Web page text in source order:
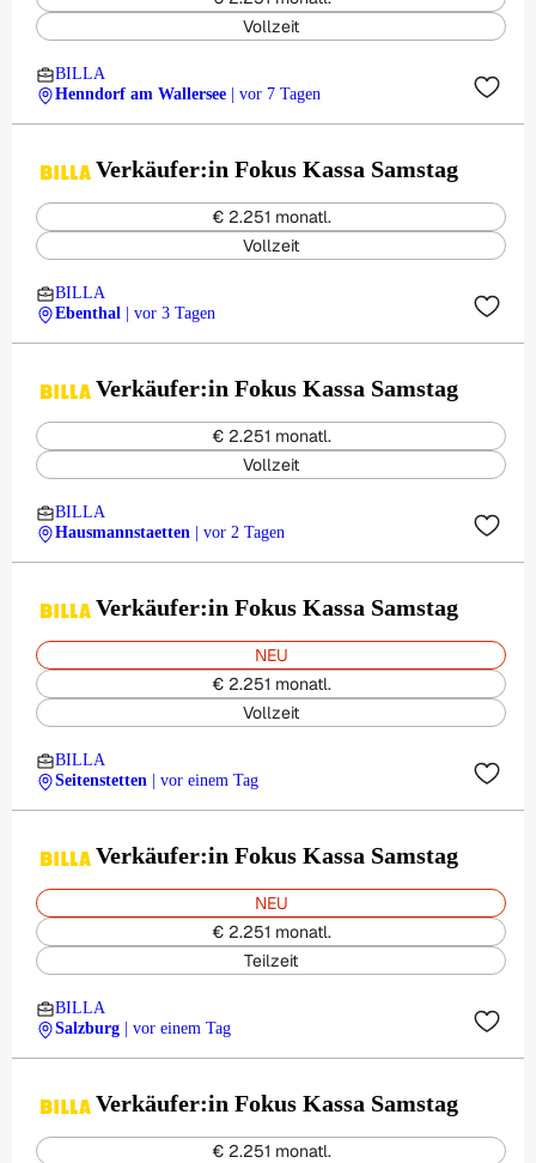
Vollzeit
BILLA
Henndorf am Wallersee
| vor 7 Tagen
Verkäufer:in Fokus Kassa Samstag
€ 2.251 monatl.
Vollzeit
BILLA
Ebenthal
| vor 3 Tagen
Verkäufer:in Fokus Kassa Samstag
€ 2.251 monatl.
Vollzeit
BILLA
Hausmannstaetten
| vor 2 Tagen
Verkäufer:in Fokus Kassa Samstag
NEU
€ 2.251 monatl.
Vollzeit
BILLA
Seitenstetten
| vor einem Tag
Verkäufer:in Fokus Kassa Samstag
NEU
€ 2.251 monatl.
Teilzeit
BILLA
Salzburg
| vor einem Tag
Verkäufer:in Fokus Kassa Samstag
€ 2.251 monatl.